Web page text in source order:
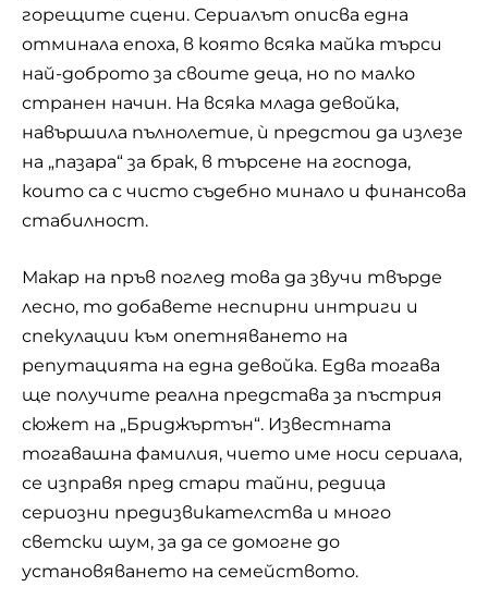
горещите сцени. Сериалът описва една
отминала епоха, в която всяка майка търси
най-доброто за своите деца, но по малко
странен начин. На всяка млада девойка,
навършила пълнолетие, ѝ предстои да излезе
на „пазара“ за брак, в търсене на господа,
които са с чисто съдебно минало и финансова
стабилност.
Макар на пръв поглед това да звучи твърде
лесно, то добавете неспирни интриги и
спекулации към опетняването на
репутацията на една девойка. Едва тогава
ще получите реална представа за пъстрия
сюжет на „Бриджъртън“. Известната
тогавашна фамилия, чието име носи сериала,
се изправя пред стари тайни, редица
сериозни предизвикателства и много
светски шум, за да се домогне до
установяването на семейството.